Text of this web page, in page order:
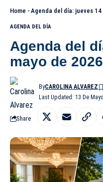
Home - Agenda del día: jueves
AGENDA DEL DÍA
Agenda del
mayo de 2026
Last Updated: 13 De
ByCAROLINA ALVAREZ
Share